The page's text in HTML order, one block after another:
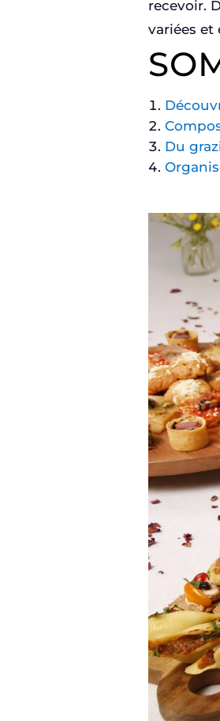
recevoir.
variées et
Du